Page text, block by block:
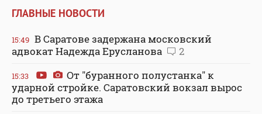
ГЛАВНЫЕ НОВОСТИ
15:49 В Саратове задержана московский
адвокат Надежда Ерусланова
2
15:33
От "буранного полустанка" к
ударной стройке. Саратовский вокзал вырос
до третьего этажа